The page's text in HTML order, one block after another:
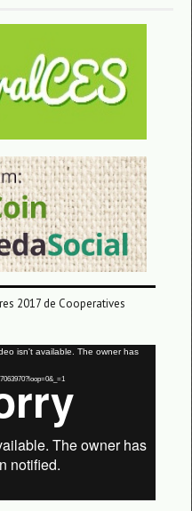
2017 de Cooperatives
isn't available. The owner has